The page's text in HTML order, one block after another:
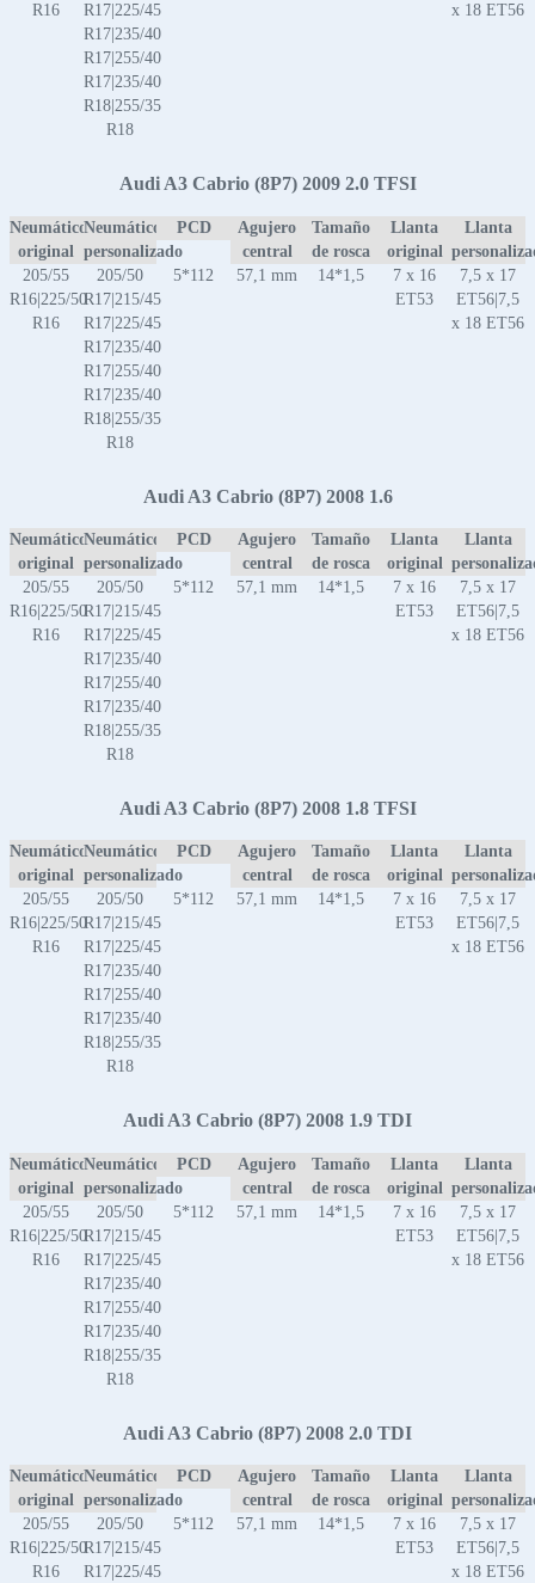
R16
R17|225/45
R17|235/40
R17|255/40
R17|235/40
R18|255/35
R18
x 18 ET56
Audi A3 Cabrio (8P7) 2009 2.0 TFSI
Neumático
original
Neumático
personalizado
PCD
Agujero
central
Tamaño
de rosca
Llanta
original
Llanta
205/55
R16|225/50
R16
205/50
R17|215/45
R17|225/45
R17|235/40
R17|255/40
R17|235/40
R18|255/35
R18
5*112 57,1 mm 14*1,5
7 x 16
ET53
7,5 x 17
ET56|7,5
x 18 ET56
Audi A3 Cabrio (8P7) 2008 1.6
Neumático
original
Neumático
personalizado
PCD
Agujero
central
Tamaño
de rosca
Llanta
original
Llanta
205/55
R16|225/50
R16
205/50
R17|215/45
R17|225/45
R17|235/40
R17|255/40
R17|235/40
R18|255/35
R18
5*112 57,1 mm 14*1,5
7 x 16
ET53
7,5 x 17
ET56|7,5
x 18 ET56
Audi A3 Cabrio (8P7) 2008 1.8 TFSI
Neumático
original
Neumático
personalizado
PCD
Agujero
central
Tamaño
de rosca
Llanta
original
Llanta
205/55
R16|225/50
R16
205/50
R17|215/45
R17|225/45
R17|235/40
R17|255/40
R17|235/40
R18|255/35
R18
5*112 57,1 mm 14*1,5
7 x 16
ET53
7,5 x 17
ET56|7,5
x 18 ET56
Audi A3 Cabrio (8P7) 2008 1.9 TDI
Neumático
original
Neumático
personalizado
PCD
Agujero
central
Tamaño
de rosca
Llanta
original
Llanta
205/55
R16|225/50
R16
205/50
R17|215/45
R17|225/45
R17|235/40
R17|255/40
R17|235/40
R18|255/35
R18
5*112 57,1 mm 14*1,5
7 x 16
ET53
7,5 x 17
ET56|7,5
x 18 ET56
Audi A3 Cabrio (8P7) 2008 2.0 TDI
Neumático
original
Neumático
personalizado
PCD
Agujero
central
Tamaño
de rosca
Llanta
original
Llanta
205/55
R16|225/50
R16
205/50
R17|215/45
R17|225/45
5*112 57,1 mm 14*1,5
7 x 16
ET53
7,5 x 17
ET56|7,5
x 18 ET56